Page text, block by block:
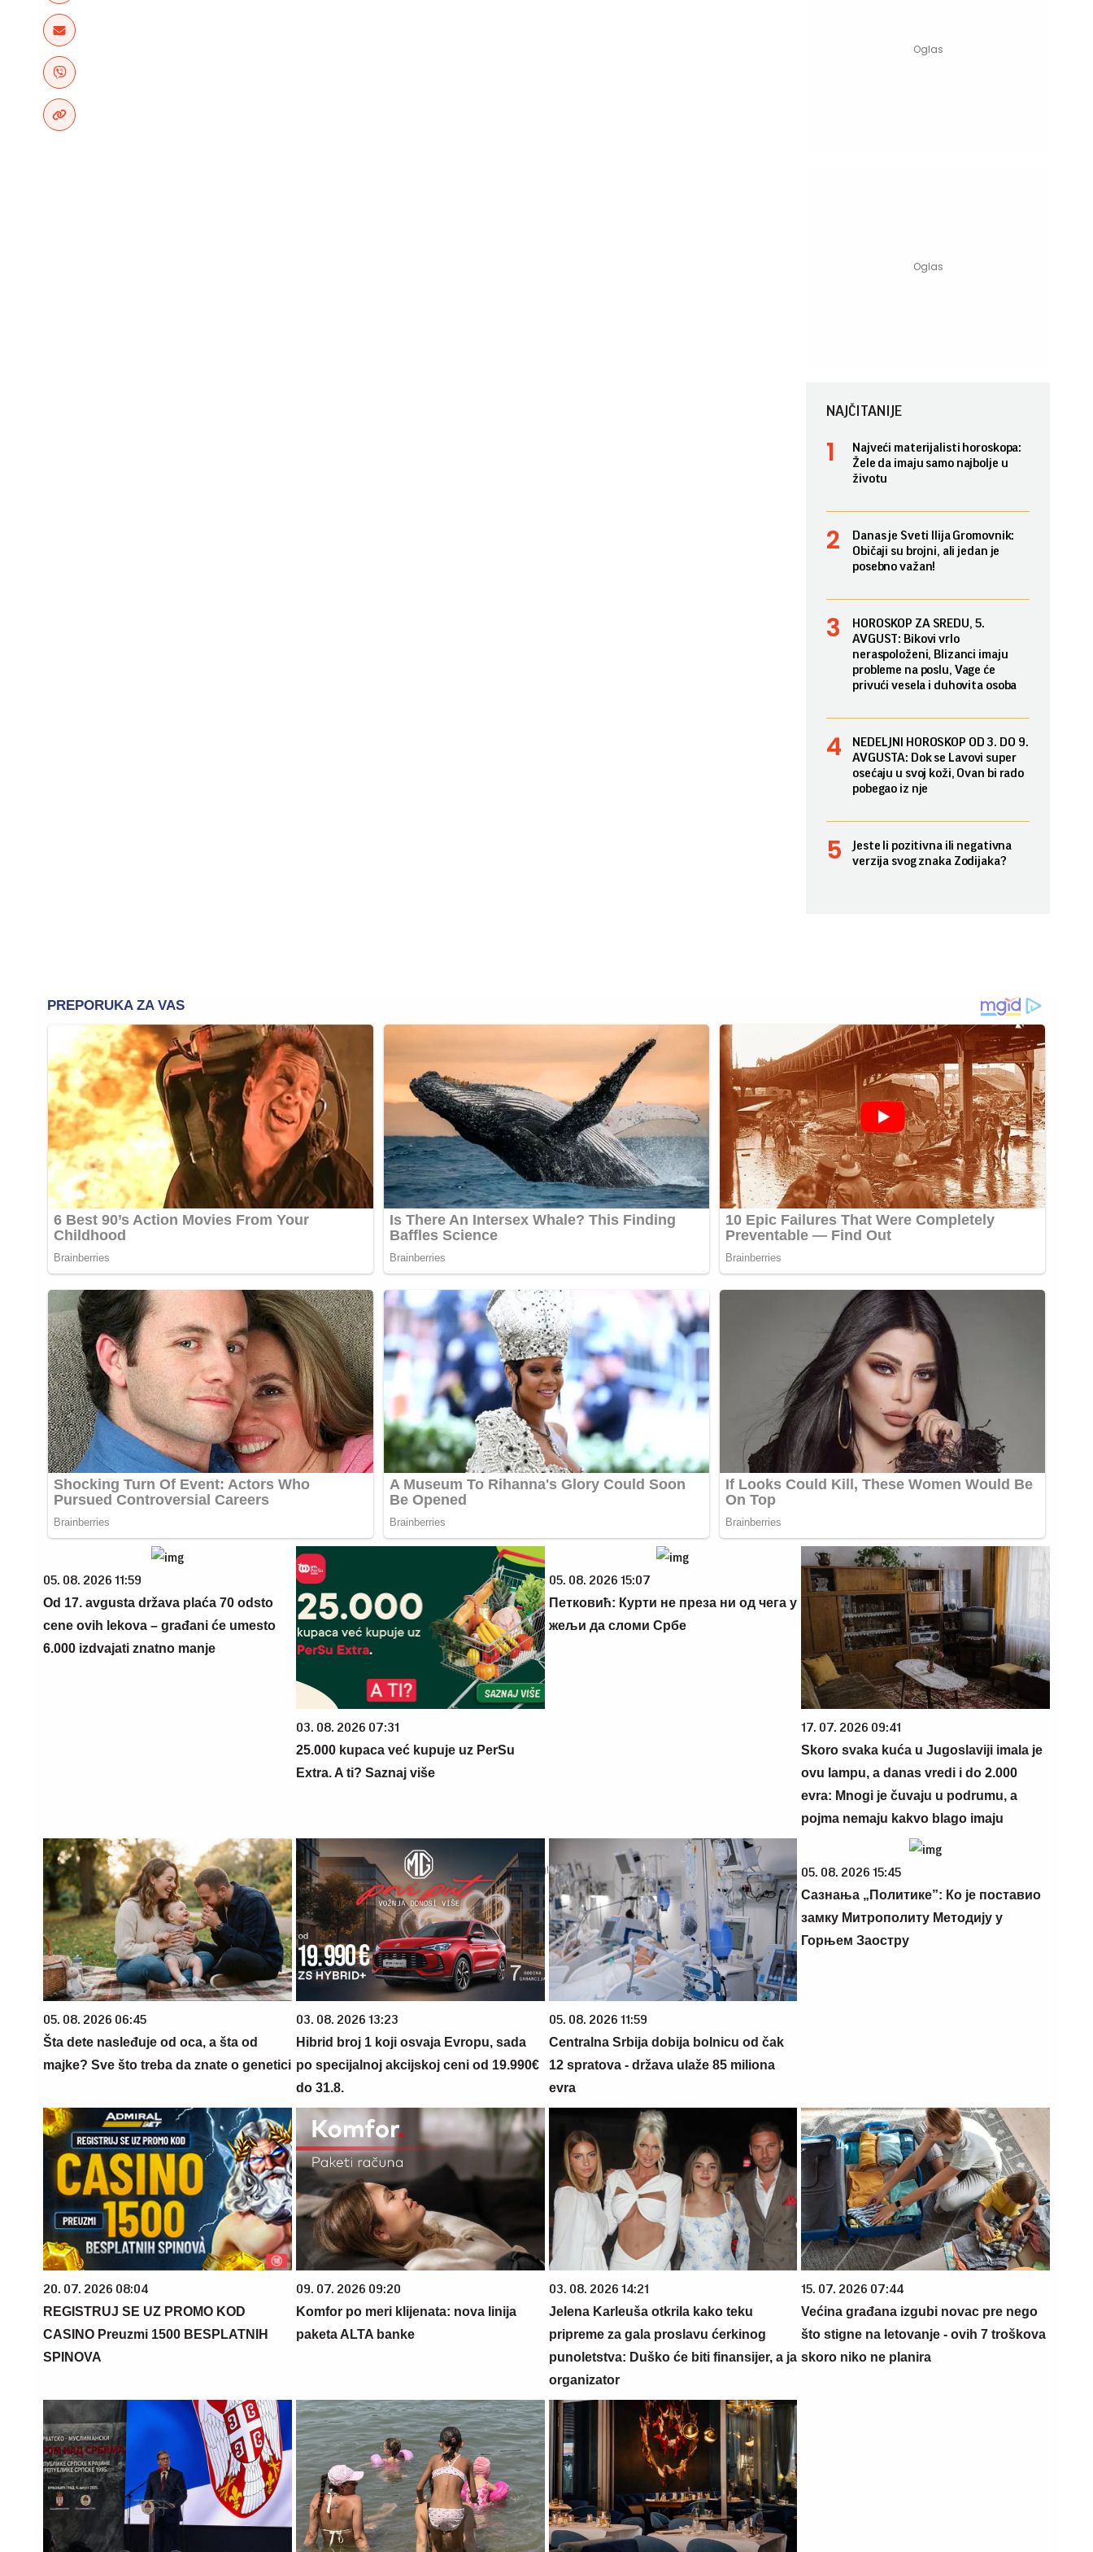
NAJČITANIJE
Najveći materijalisti horoskopa:
Žele da imaju samo najbolje u
životu
Danas je Sveti Ilija Gromovnik:
Običaji su brojni, ali jedan je
posebno važan!
HOROSKOP ZA SREDU, 5.
AVGUST: Bikovi vrlo
neraspoloženi, Blizanci imaju
probleme na poslu, Vage će
privući vesela i duhovita osoba
NEDELJNI HOROSKOP OD 3. DO 9.
AVGUSTA: Dok se Lavovi super
osećaju u svoj koži, Ovan bi rado
pobegao iz nje
Jeste li pozitivna ili negativna
verzija svog znaka Zodijaka?
05. 08. 2026 11:59
Od 17. avgusta država plaća 70 odsto
cene ovih lekova – građani će umesto
6.000 izdvajati znatno manje
03. 08. 2026 07:31
25.000 kupaca već kupuje uz PerSu
Extra. A ti? Saznaj više
05. 08. 2026 15:07
Петковић: Курти не преза ни од чега у
жељи да сломи Србе
17. 07. 2026 09:41
Skoro svaka kuća u Jugoslaviji imala je
ovu lampu, a danas vredi i do 2.000
evra: Mnogi je čuvaju u podrumu, a
pojma nemaju kakvo blago imaju
05. 08. 2026 06:45
Šta dete nasleđuje od oca, a šta od
majke? Sve što treba da znate o genetici
03. 08. 2026 13:23
Hibrid broj 1 koji osvaja Evropu, sada
po specijalnoj akcijskoj ceni od 19.990€
do 31.8.
05. 08. 2026 11:59
Centralna Srbija dobija bolnicu od čak
12 spratova - država ulaže 85 miliona
evra
05. 08. 2026 15:45
Сазнања „Политике”: Ко је поставио
замку Митрополиту Методију у
Горњем Заостру
20. 07. 2026 08:04
REGISTRUJ SE UZ PROMO KOD
CASINO Preuzmi 1500 BESPLATNIH
SPINOVA
09. 07. 2026 09:20
Komfor po meri klijenata: nova linija
paketa ALTA banke
03. 08. 2026 14:21
Jelena Karleuša otkrila kako teku
pripreme za gala proslavu ćerkinog
punoletstva: Duško će biti finansijer, a ja
organizator
15. 07. 2026 07:44
Većina građana izgubi novac pre nego
što stigne na letovanje - ovih 7 troškova
skoro niko ne planira